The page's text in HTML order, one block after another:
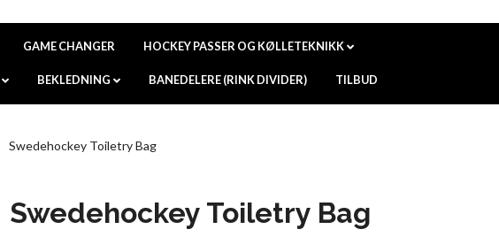
GAME CHANGER HOCKEY PASSER OG KØLLETEKNIKK
BEKLEDNING BANEDELERE (RINK DIVIDER) TILBUD
Swedehockey Toiletry Bag
Swedehockey Toiletry Bag